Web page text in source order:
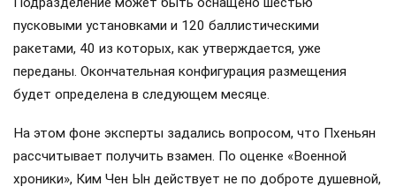
пусковыми установками и 120 баллистическими
ракетами, 40 из которых, как утверждается, уже
переданы. Окончательная конфигурация размещения
будет определена в следующем месяце.
На этом фоне эксперты задались вопросом, что Пхеньян
рассчитывает получить взамен. По оценке «Военной
хроники», Ким Чен Ын действует не по доброте душевной,